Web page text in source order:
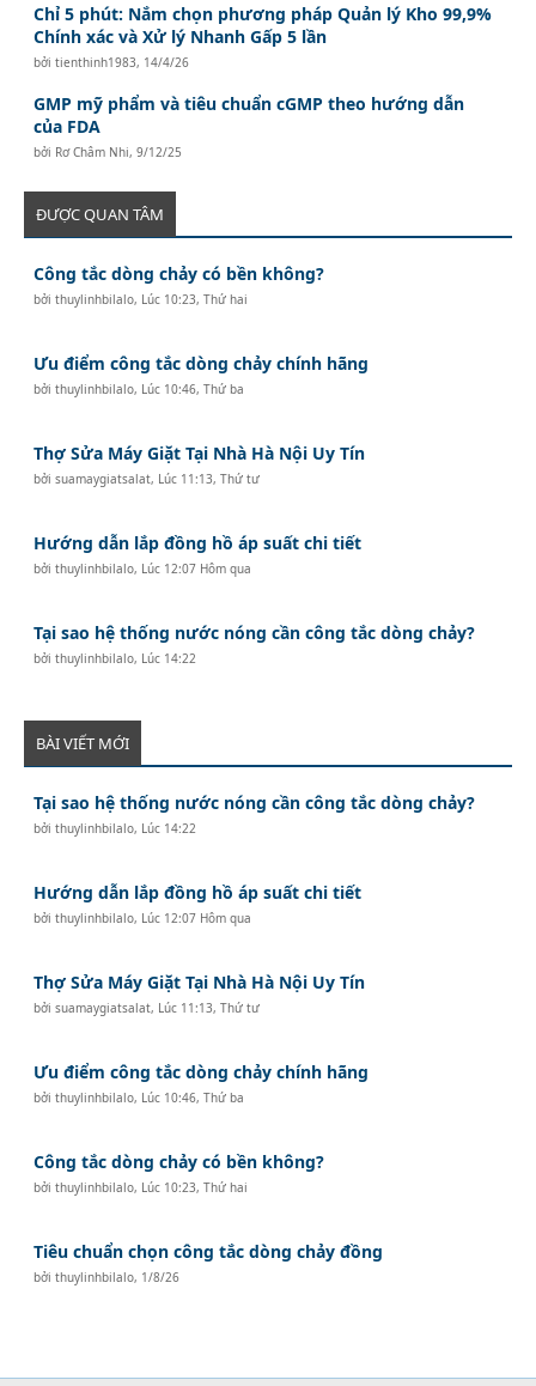
Chỉ 5 phút: Nắm chọn phương pháp Quản lý Kho 99,9%
Chính xác và Xử lý Nhanh Gấp 5 lần
bởitienthinh1983, 14/4/26
GMP mỹ phẩm và tiêu chuẩn cGMP theo hướng dẫn
của FDA
bởi Rơ Châm Nhi,9/12/25
ĐƯỢC QUAN TÂM
Công tắc dòng chảy có bền không?
bởithuylinhbilalo, Lúc 10:23, Thứ hai
Ưu điểm công tắc dòng chảy chính hãng
bởithuylinhbilalo, Lúc 10:46, Thứ ba
Thợ Sửa Máy Giặt Tại Nhà Hà Nội Uy Tín
bởisuamaygiatsalat, Lúc 11:13, Thứ tư
Hướng dẫn lắp đồng hồ áp suất chi tiết
bởithuylinhbilalo, Lúc 12:07 Hôm qua
Tại sao hệ thống nước nóng cần công tắc dòng chảy?
bởithuylinhbilalo, Lúc 14:22
BÀI VIẾT MỚI
Tại sao hệ thống nước nóng cần công tắc dòng chảy?
bởithuylinhbilalo, Lúc 14:22
Hướng dẫn lắp đồng hồ áp suất chi tiết
bởithuylinhbilalo, Lúc 12:07 Hôm qua
Thợ Sửa Máy Giặt Tại Nhà Hà Nội Uy Tín
bởisuamaygiatsalat, Lúc 11:13, Thứ tư
Ưu điểm công tắc dòng chảy chính hãng
bởithuylinhbilalo, Lúc 10:46, Thứ ba
Công tắc dòng chảy có bền không?
bởithuylinhbilalo, Lúc 10:23, Thứ hai
Tiêu chuẩn chọn công tắc dòng chảy đồng
bởithuylinhbilalo, 1/8/26